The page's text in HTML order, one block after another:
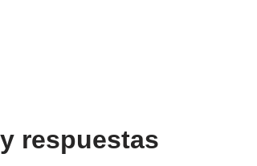
respuestas